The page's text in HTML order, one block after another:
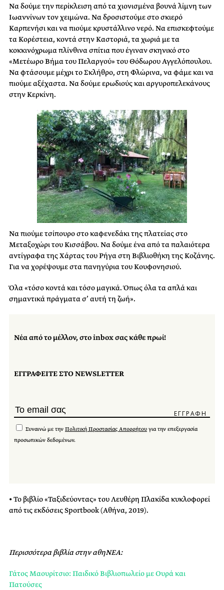
Να δούμε την περίκλειση από τα χιονισμένα βουνά λίμνη των
Ιωαννίνων τον χειμώνα. Να δροσιστούμε στο σκιερό
Καρπενήσι και να πιούμε κρυστάλλινο νερό. Να επισκεφτούμε
τα Κορέστεια, κοντά στην Καστοριά, τα χωριά με τα
κοκκινόχρωμα πλίνθινα σπίτια που έγιναν σκηνικό στο
«Μετέωρο Βήμα του Πελαργού» του Θόδωρου Αγγελόπουλου.
Να φτάσουμε μέχρι το Σκλήθρο, στη Φλώρινα, να φάμε και να
πιούμε αξέχαστα. Να δούμε ερωδιούς και αργυροπελεκάνους
στην Κερκίνη.
Να πιούμε τσίπουρο στο καφενεδάκι της πλατείας στο
Μεταξοχώρι του Κισσάβου. Να δούμε ένα από τα παλαιότερα
αντίγραφα της Χάρτας του Ρήγα στη Βιβλιοθήκη της Κοζάνης.
Για να χορέψουμε στα πανηγύρια του Κουφονησιού.
Όλα «τόσο κοντά και τόσο μαγικά. Όπως όλα τα απλά και
σημαντικά πράγματα σ’ αυτή τη ζωή».
Νέα από το μέλλον, στο inbox σας κάθε πρωί!
ΕΓΓΡΑΦΕΙΤΕ ΣΤΟ NEWSLETTER
Συναινώ με την Πολιτική Προστασίας Απορρήτου για την επεξεργασία
προσωπικών δεδομένων.
• Το βιβλίο «Ταξιδεύοντας» του Λευθέρη Πλακίδα κυκλοφορεί
από τις εκδόσεις Sportbook (Αθήνα, 2019).
Περισσότερα βιβλία στην αθηΝΕΑ:
Γάτος Μαουρίτσιο: Παιδικό Βιβλιοπωλείο με Ουρά και
Πατούσες